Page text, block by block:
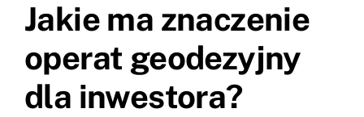
Jakie ma znaczenie
operat geodezyjny
dla inwestora?